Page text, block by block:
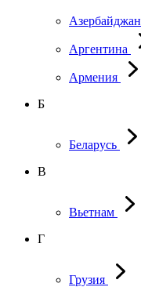
Азербайджан
Аргентина
Армения
Б
Беларусь
В
Вьетнам
Г
Грузия